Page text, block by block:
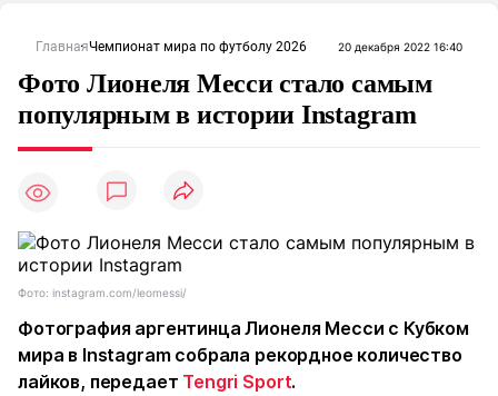
ГлавнаяЧемпионат мира по футболу 2026 20 декабря 2022 16:40
Фото Лионеля Месси стало самым
популярным в истории Instagram
Фото: instagram.com/leomessi/
Фотография аргентинцаЛионеля Месси с Кубком
мира в Instagram собрала рекордное количество
лайков, передает Tengri Sport.